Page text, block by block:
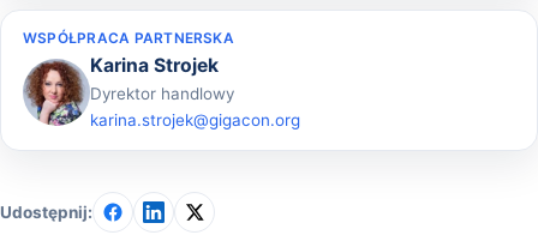
Udostępnij:
WSPÓŁPRACA PARTNERSKA
Karina Strojek
Dyrektor handlowy
karina.strojek@gigacon.org